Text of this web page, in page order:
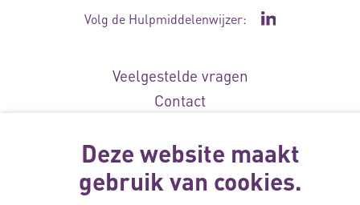
Volg de Hulpmiddelenwijzer: Ga naar de
Veelgestelde vragen
Contact
Toegankelijkheidsverklaring
Disclaimer
Deze website maakt
gebruik van cookies.